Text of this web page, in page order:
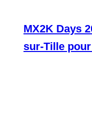
MX2K Days
sur-Tille